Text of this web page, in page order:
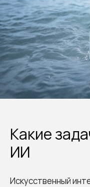
Какие
ИИ
Искусственный